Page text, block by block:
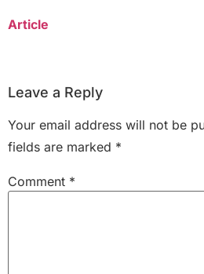
Article
Leave a Reply
Your email address will not be
fields are marked *
Comment *